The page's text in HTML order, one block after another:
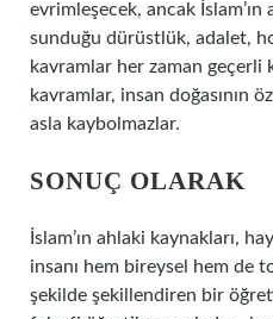
evrimleşecek, ancak İslam’ın
sunduğu dürüstlük, adalet,
kavramlar her zaman geçerli
kavramlar, insan doğasının
asla kaybolmazlar.
SONUÇ OLARAK
İslam’ın ahlaki kaynakları,
insanı hem bireysel hem de
şekilde şekillendiren bir